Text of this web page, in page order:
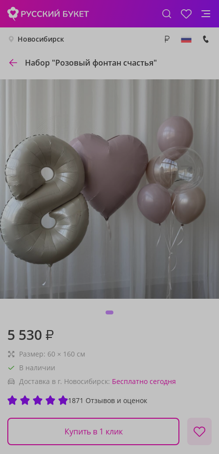
Новосибирск
Набор "Розовый фонтан счастья"
5 530 ₽
Размер: 60 × 160 см
В наличии
Доставка в г. Новосибирск: Бесплатно сегодня
1871 Отзывов и оценок
Купить в 1 клик